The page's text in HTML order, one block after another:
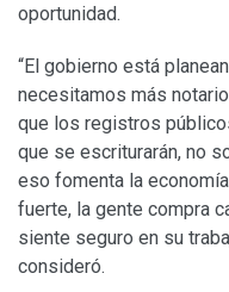
oportunidad.
“El gobierno está
necesitamos más
que los registros
que se escriturarán, no
eso fomenta la
fuerte, la gente compra
siente seguro en su
consideró.